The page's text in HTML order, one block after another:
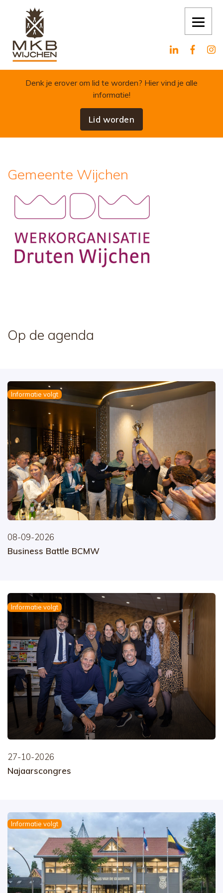
Skip to content
Denk je erover om lid te worden? Hier vind je alle
informatie!
Lid worden
Gemeente Wijchen
Op de agenda
Informatie volgt
08-09-2026
Business Battle BCMW
Informatie volgt
27-10-2026
Najaarscongres
Informatie volgt